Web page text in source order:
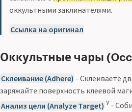
оккультными заклинателями.
Ссылка на оригинал
Оккультные чары
Склеивание (Adhere) - Склеиваете
заряжайте поверхность клеевой
Анализ цели (Analyze Target) У -